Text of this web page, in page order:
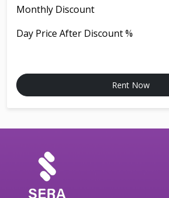
Monthly Discount
Day Price After Discount %
Rent Now